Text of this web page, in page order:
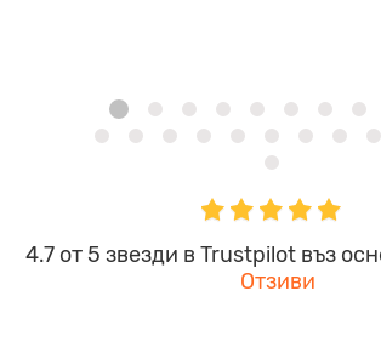
4.7 от 5 звезди в Trustpilot въз
Отзиви